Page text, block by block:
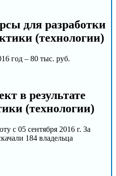
для разработки
(технологии)
год – 80 тыс. руб.
в результате
(технологии)
c 05 сентября 2016 г. За
184 владельца